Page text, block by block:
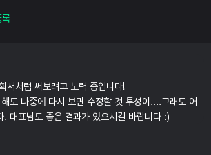
록
서처럼 써보려고 노력 중입니다!
도 나중에 다시 보면 수정할 것 투성이....그래도 어
대표님도 좋은 결과가 있으시길 바랍니다 :)